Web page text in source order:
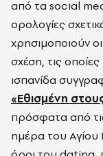
από τα social
ορολογίες
χρησιμοποιούν οι
σχέση, τις
ισπανίδα
«Eθισμένη
πρόσφατα από
ημέρα του Αγίου